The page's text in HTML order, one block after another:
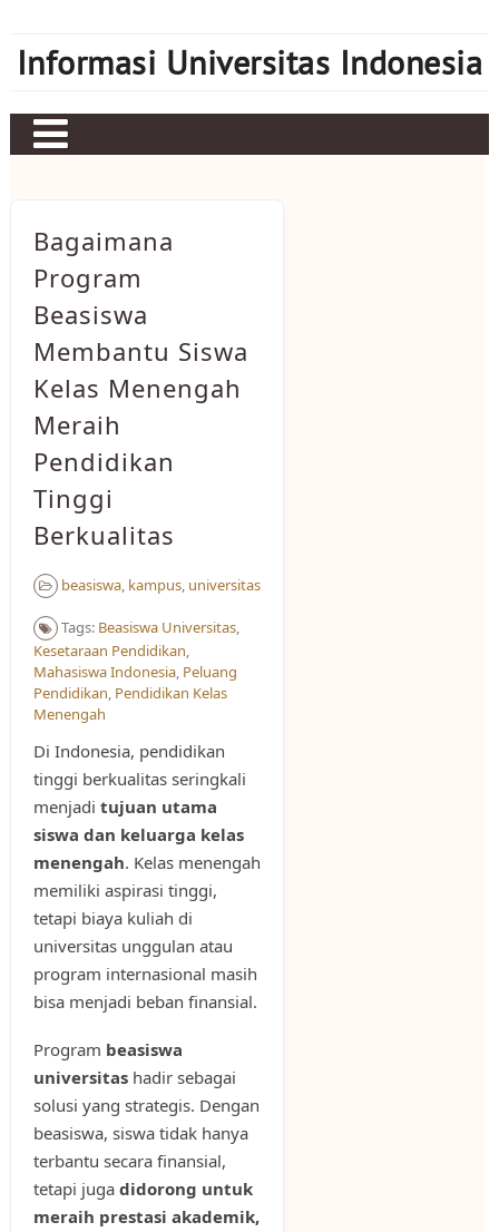
content
Informasi Universitas Indonesia
Sbobet
Mahjong Ways 2
Server Kamboja
Server Thailand
Bagaimana
Program
Beasiswa
Membantu Siswa
Kelas Menengah
Meraih
Pendidikan
Tinggi
Berkualitas
beasiswa, kampus, universitas
Tags: Beasiswa Universitas,
Kesetaraan Pendidikan,
Mahasiswa Indonesia, Peluang
Pendidikan, Pendidikan Kelas
Menengah
Di Indonesia, pendidikan
tinggi berkualitas seringkali
menjadi tujuan utama
siswa dan keluarga kelas
menengah. Kelas menengah
memiliki aspirasi tinggi,
tetapi biaya kuliah di
universitas unggulan atau
program internasional masih
bisa menjadi beban finansial.
Program beasiswa
universitashadir sebagai
solusi yang strategis. Dengan
beasiswa, siswa tidak hanya
terbantu secara finansial,
tetapi juga didorong untuk
meraih prestasi akademik,